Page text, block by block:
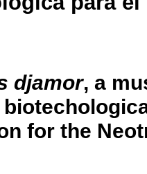
djamor, a
for the